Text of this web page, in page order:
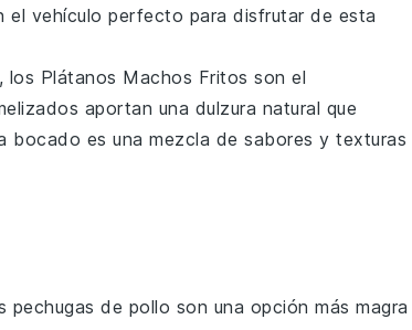
el vehículo perfecto para disfrutar de esta
los Plátanos Machos Fritos son el
aportan una dulzura natural que
bocado es una mezcla de sabores y texturas
pechugas de pollo son una opción más